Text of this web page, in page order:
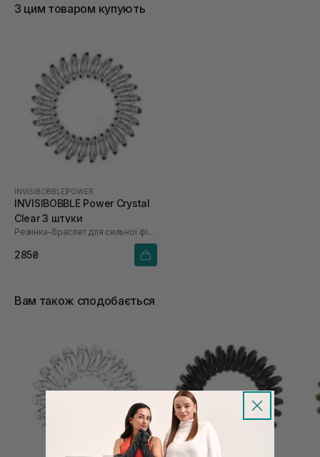
З цим товаром купують
INVISIBOBBLE POWER
INVISIBOBBLE Power Crystal
Clear 3 штуки
Резинка-браслет для сильної фіксації густого волосся
285₴
Вам також сподобається